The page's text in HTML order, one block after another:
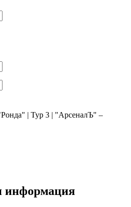
| Тур 3 | "АрсеналЪ" –
информация